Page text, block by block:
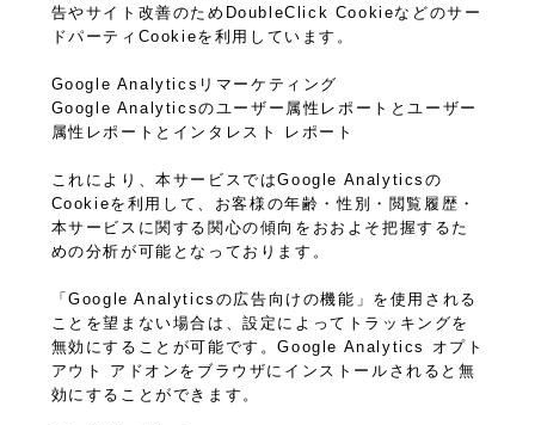
告やサイト改善のためDoubleClick Cookieなどのサー
ドパーティCookieを利用しています。
Google Analyticsリマーケティング
Google Analyticsのユーザー属性レポートとユーザー
属性レポートとインタレスト レポート
これにより、本サービスではGoogle Analyticsの
Cookieを利用して、お客様の年齢・性別・閲覧履歴・
本サービスに関する関心の傾向をおおよそ把握するた
めの分析が可能となっております。
「Google Analyticsの広告向けの機能」を使用される
ことを望まない場合は、設定によってトラッキングを
無効にすることが可能です。Google Analytics オプト
アウト アドオンをブラウザにインストールされると無
効にすることができます。